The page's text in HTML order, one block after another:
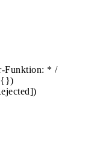
Funktion: * /
{})